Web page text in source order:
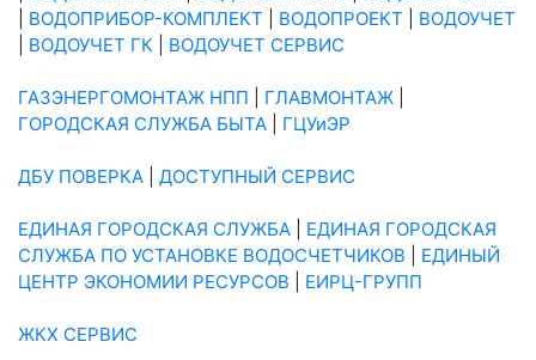
ВОДОПРИБОР-КОМПЛЕКТ ВОДОПРОЕКТ
ВОДОУЧЕТ
ВОДОУЧЕТ ГК ВОДОУЧЕТ СЕРВИС
ГАЗЭНЕРГОМОНТАЖ НПП ГЛАВМОНТАЖ
ГОРОДСКАЯ СЛУЖБА БЫТА
ГЦУиЭР
ДБУ ПОВЕРКА ДОСТУПНЫЙ СЕРВИС
ЕДИНАЯ ГОРОДСКАЯ СЛУЖБА
ЕДИНАЯ ГОРОДСКАЯ
СЛУЖБА ПО УСТАНОВКЕ ВОДОСЧЕТЧИКОВ
ЕДИНЫЙ
ЦЕНТР ЭКОНОМИИ РЕСУРСОВ
ЕИРЦ-ГРУПП
ЖКХ СЕРВИС